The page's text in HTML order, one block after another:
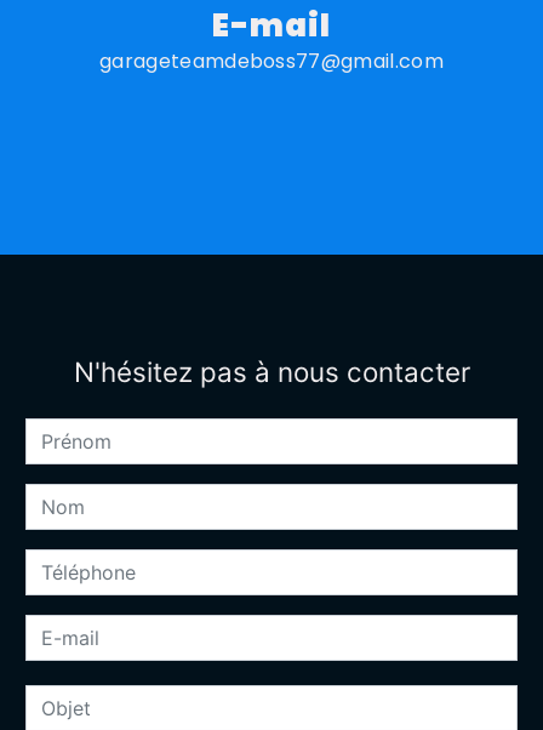
E-mail
garageteamdeboss77@gmail.com
N'hésitez pas à nous contacter